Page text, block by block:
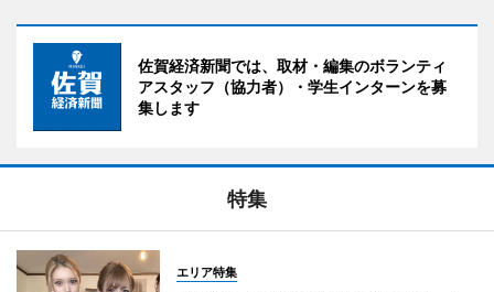
佐賀経済新聞では、取材・編集のボランティ
アスタッフ（協力者）・学生インターンを募
集します
特集
エリア特集